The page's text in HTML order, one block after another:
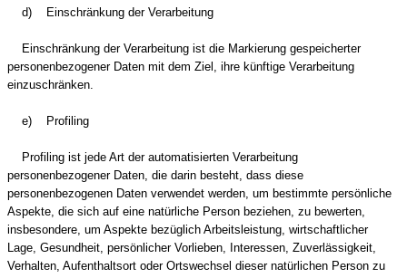
d) Einschränkung der Verarbeitung
Einschränkung der Verarbeitung ist die Markierung gespeicherter
personenbezogener Daten mit dem Ziel, ihre künftige Verarbeitung
einzuschränken.
e) Profiling
Profiling ist jede Art der automatisierten Verarbeitung
personenbezogener Daten, die darin besteht, dass diese
personenbezogenen Daten verwendet werden, um bestimmte persönliche
Aspekte, die sich auf eine natürliche Person beziehen, zu bewerten,
insbesondere, um Aspekte bezüglich Arbeitsleistung, wirtschaftlicher
Lage, Gesundheit, persönlicher Vorlieben, Interessen, Zuverlässigkeit,
Verhalten, Aufenthaltsort oder Ortswechsel dieser natürlichen Person zu